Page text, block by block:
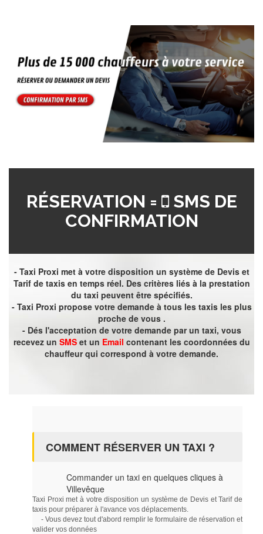
RÉSERVATION =
SMS DE
CONFIRMATION
- Taxi Proxi met à votre disposition un système de Devis et
Tarif de taxis en temps réel. Des critères liés à la prestation
du taxi peuvent être spécifiés.
- Taxi Proxi propose votre demande à tous les taxis les plus
proche de vous .
- Dés l'acceptation de votre demande par un taxi, vous
recevez un SMSet un Email contenant les coordonnées du
chauffeur qui correspond à votre demande.
COMMENT RÉSERVER UN TAXI ?
Commander un taxi en quelques cliques à
Villevêque
Taxi Proxi met à votre disposition un système de Devis et Tarif de
taxis pour préparer à l'avance vos déplacements.
- Vous devez tout d'abord remplir le formulaire de réservation et
valider vos données